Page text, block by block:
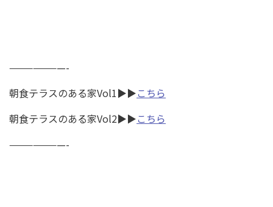
———————-
朝食テラスのある家Vol1▶︎▶︎こちら
朝食テラスのある家Vol2▶︎▶︎こちら
———————-